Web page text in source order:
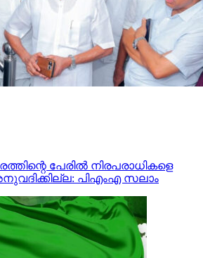
പേരില്‍ നിരപരാധികളെ
പിഎംഎ സലാം